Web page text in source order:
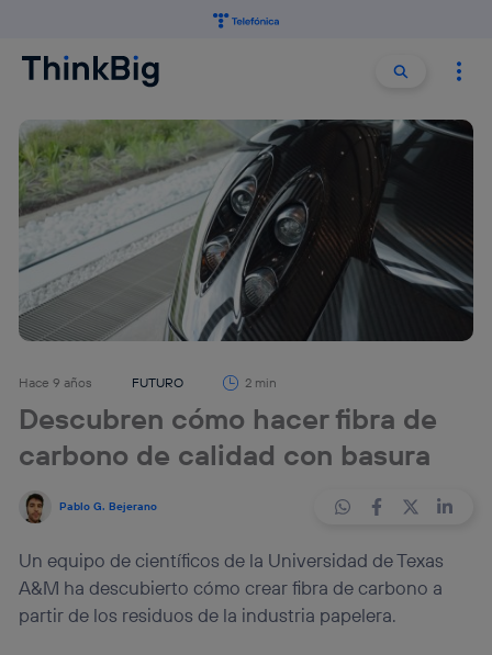
Buscar
Hace 9 años FUTURO 2 min
Descubren cómo hacer fibra de
carbono de calidad con basura
Pablo G. Bejerano
Un equipo de científicos de la Universidad de Texas
A&M ha descubierto cómo crear fibra de carbono a
partir de los residuos de la industria papelera.